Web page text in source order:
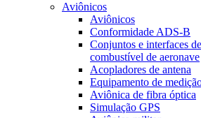
Aviônicos
Aviônicos
Conformidade ADS-B
Conjuntos e interfaces
combustível de aeronave
Acopladores de antena
Equipamento de
Aviônica de fibra óptica
Simulação GPS